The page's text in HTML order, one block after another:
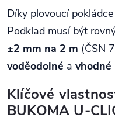
Díky plovoucí
Podklad musí být
±2 mm na 2 m (ČSN
voděodolné a vhodné
Klíčové
BUKOMA U-